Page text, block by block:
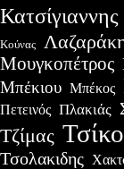
Κατσίγιαννης
Κούνας
Μουγκοπέτρος
Μπέκιου Μπέκος
Πετεινός Πλακιάς
Τζίμας
Τσολακιδης